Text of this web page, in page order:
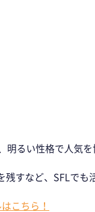
明るい性格で人気を
残すなど、SFLでも
こちら！